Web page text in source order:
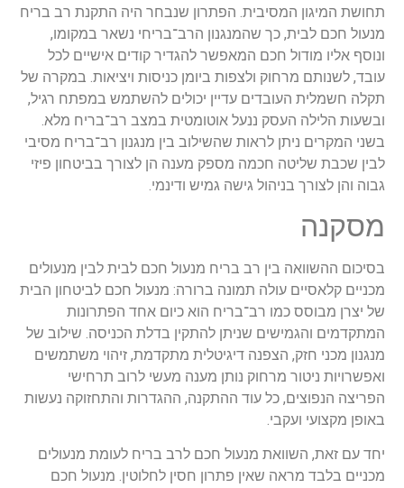
המיגון המסיבית. הפתרון שנבחר היה התקנת רב בריח
חכם לבית, כך שהמנגנון הרב־בריחי נשאר במקומו,
אליו מודול חכם המאפשר להגדיר קודים אישיים לכל
לשנותם מרחוק ולצפות ביומן כניסות ויציאות. במקרה של
חשמלית העובדים עדיין יכולים להשתמש במפתח רגיל,
הלילה העסק ננעל אוטומטית במצב רב־בריח מלא.
המקרים ניתן לראות שהשילוב בין מנגנון רב־בריח מסיבי
שכבת שליטה חכמה מספק מענה הן לצורך בביטחון פיזי
והן לצורך בניהול גישה גמיש ודינמי.
ההשוואה בין רב בריח מנעול חכם לבית לבין מנעולים
קלאסיים עולה תמונה ברורה: מנעול חכם לביטחון הבית
יצרן מבוסס כמו רב־בריח הוא כיום אחד הפתרונות
והגמישים שניתן להתקין בדלת הכניסה. שילוב של
מכני חזק, הצפנה דיגיטלית מתקדמת, זיהוי משתמשים
ניטור מרחוק נותן מענה מעשי לרוב תרחישי
הנפוצים, כל עוד ההתקנה, ההגדרות והתחזוקה נעשות
מקצועי ועקבי.
עם זאת, השוואת מנעול חכם לרב בריח לעומת מנעולים
בלבד מראה שאין פתרון חסין לחלוטין. מנעול חכם